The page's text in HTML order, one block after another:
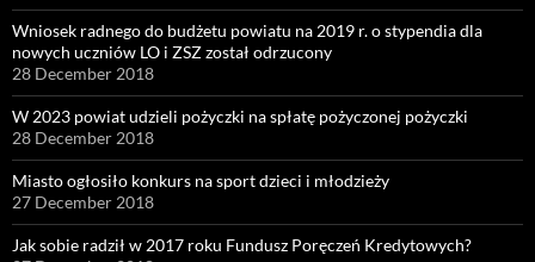
Wniosek radnego do budżetu powiatu na 2019 r. o stypendia dla
nowych uczniów LO i ZSZ został odrzucony
28 December 2018
W 2023 powiat udzieli pożyczki na spłatę pożyczonej pożyczki
28 December 2018
Miasto ogłosiło konkurs na sport dzieci i młodzieży
27 December 2018
Jak sobie radził w 2017 roku Fundusz Poręczeń Kredytowych?